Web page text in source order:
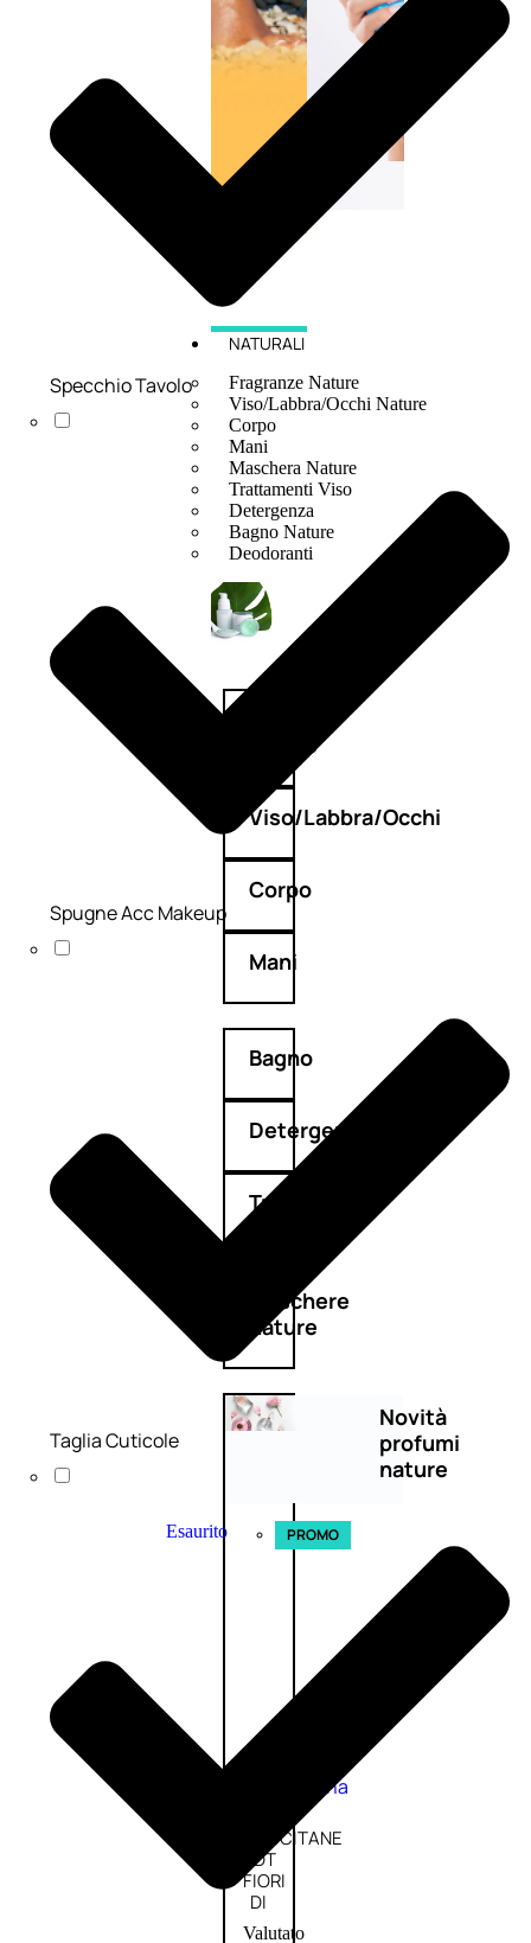
NATURALI
Fragranze Nature
Viso/Labbra/Occhi Nature
Corpo
Mani
Maschera Nature
Trattamenti Viso
Detergenza
Bagno Nature
Deodoranti
nature
Viso/Labbra/Occhi
Corpo
Mani
Bagno
Detergenza
Trattamenti
Maschere
nature
Novità
profumi
nature
Esaurito PROMO
Donna
L’OCCITANE
EDT
FIORI
DI
Valutato
Specchio Tavolo
Spugne Acc Makeup
Taglia Cuticole